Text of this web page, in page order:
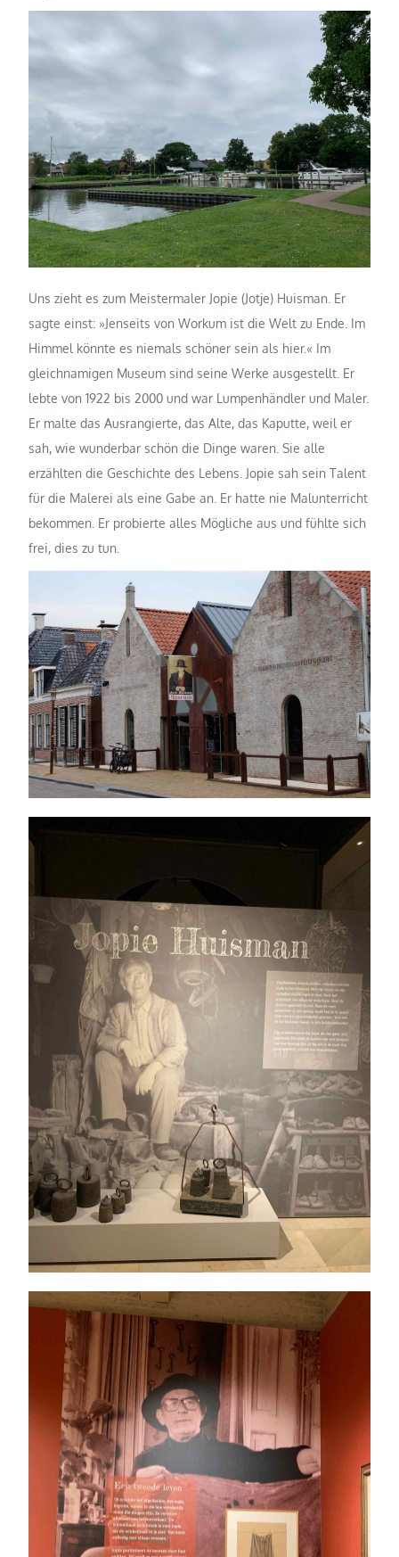
Uns zieht es zum Meistermaler Jopie (Jotje) Huisman. Er
sagte einst: »Jenseits von Workum ist die Welt zu Ende. Im
Himmel könnte es niemals schöner sein als hier.« Im
gleichnamigen Museum sind seine Werke ausgestellt. Er
lebte von 1922 bis 2000 und war Lumpenhändler und Maler.
Er malte das Ausrangierte, das Alte, das Kaputte, weil er
sah, wie wunderbar schön die Dinge waren. Sie alle
erzählten die Geschichte des Lebens. Jopie sah sein Talent
für die Malerei als eine Gabe an. Er hatte nie Malunterricht
bekommen. Er probierte alles Mögliche aus und fühlte sich
frei, dies zu tun.